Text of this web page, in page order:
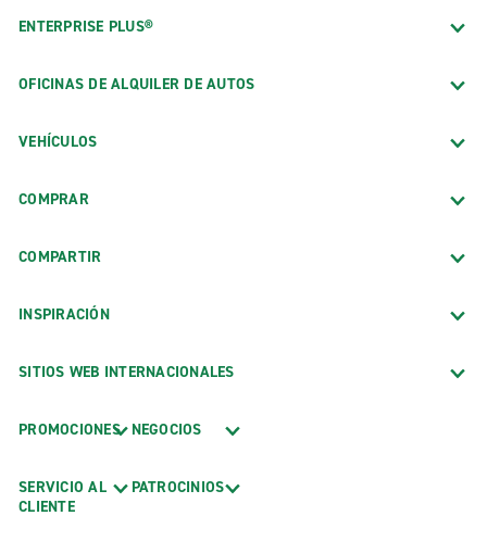
ENTERPRISE PLUS®
OFICINAS DE ALQUILER DE AUTOS
VEHÍCULOS
COMPRAR
COMPARTIR
INSPIRACIÓN
SITIOS WEB INTERNACIONALES
PROMOCIONES
SERVICIO AL
CLIENTE
NEGOCIOS
PATROCINIOS